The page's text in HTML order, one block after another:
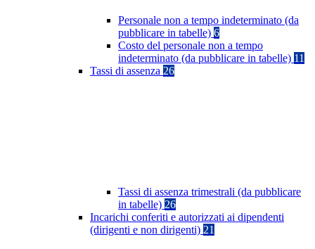
Personale non a tempo indeterminato (da
pubblicare in tabelle) 6
Costo del personale non a tempo
indeterminato (da pubblicare in tabelle) 11
Tassi di assenza 26
Tassi di assenza trimestrali (da pubblicare
in tabelle) 26
Incarichi conferiti e autorizzati ai dipendenti
(dirigenti e non dirigenti) 21